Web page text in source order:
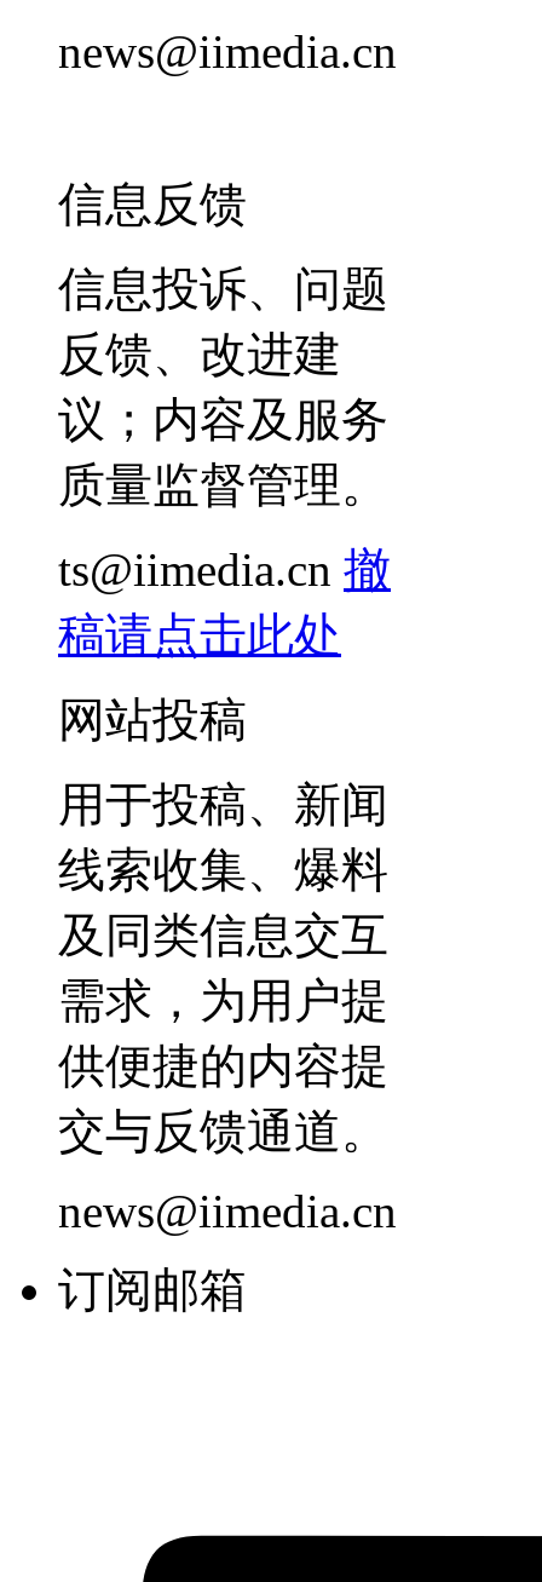
news@iimedia.cn
信息反馈
信息投诉、问题
反馈、改进建
议；内容及服务
质量监督管理。
ts@iimedia.cn 撤
稿请点击此处
网站投稿
用于投稿、新闻
线索收集、爆料
及同类信息交互
需求，为用户提
供便捷的内容提
交与反馈通道。
news@iimedia.cn
订阅邮箱